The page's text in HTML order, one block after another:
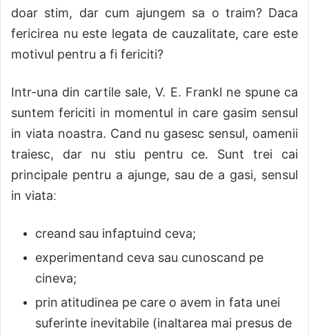
doar stim, dar cum ajungem sa o traim? Daca
fericirea nu este legata de cauzalitate, care este
motivul pentru a fi fericiti?
Intr-una din cartile sale, V. E. Frankl ne spune ca
suntem fericiti in momentul in care gasim sensul
in viata noastra. Cand nu gasesc sensul, oamenii
traiesc, dar nu stiu pentru ce. Sunt trei cai
principale pentru a ajunge, sau de a gasi, sensul
in viataː
creand sau infaptuind ceva;
experimentand ceva sau cunoscand pe
cineva;
prin atitudinea pe care o avem in fata unei
suferinte inevitabile (inaltarea mai presus de